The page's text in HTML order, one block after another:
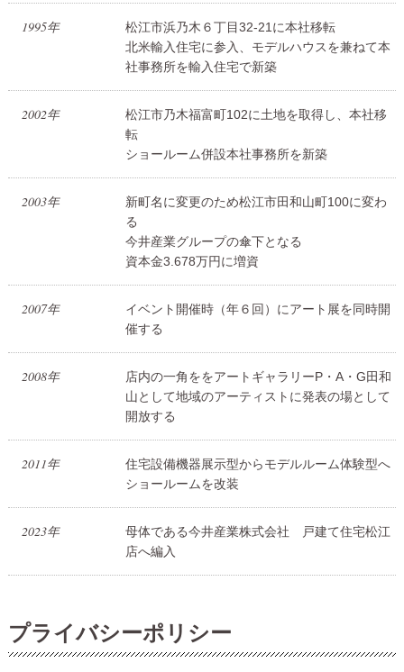
1995年
松江市浜乃木６丁目32-21に本社移転
北米輸入住宅に参入、モデルハウスを兼ねて本
社事務所を輸入住宅で新築
2002年
松江市乃木福富町102に土地を取得し、本社移
転
ショールーム併設本社事務所を新築
2003年
新町名に変更のため松江市田和山町100に変わ
る
今井産業グループの傘下となる
資本金3.678万円に増資
2007年
イベント開催時（年６回）にアート展を同時開
催する
2008年
店内の一角ををアートギャラリーP・A・G田和
山として地域のアーティストに発表の場として
開放する
2011年
住宅設備機器展示型からモデルルーム体験型へ
ショールームを改装
2023年
母体である今井産業株式会社 戸建て住宅松江
店へ編入
プライバシーポリシー